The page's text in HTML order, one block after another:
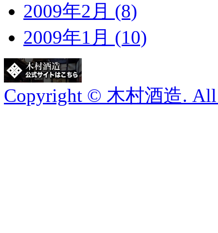
2009年2月 (8)
2009年1月 (10)
Copyright © 木村酒造. All